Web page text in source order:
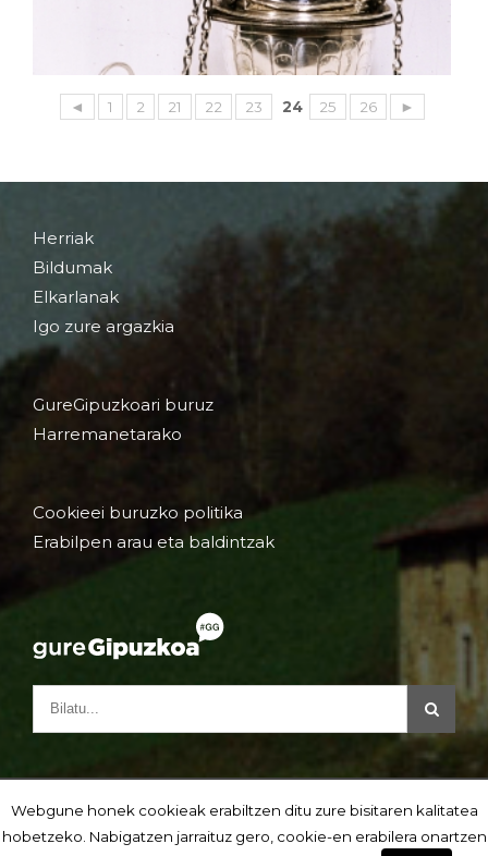
◄ 1 2 21 22 23 24 25 26 ►
Herriak
Bildumak
Elkarlanak
Igo zure argazkia
GureGipuzkoari buruz
Harremanetarako
Cookieei buruzko politika
Erabilpen arau eta baldintzak
Webgune honek cookieak erabiltzen ditu zure bisitaren kalitatea
hobetzeko. Nabigatzen jarraituz gero, cookie-en erabilera onartzen